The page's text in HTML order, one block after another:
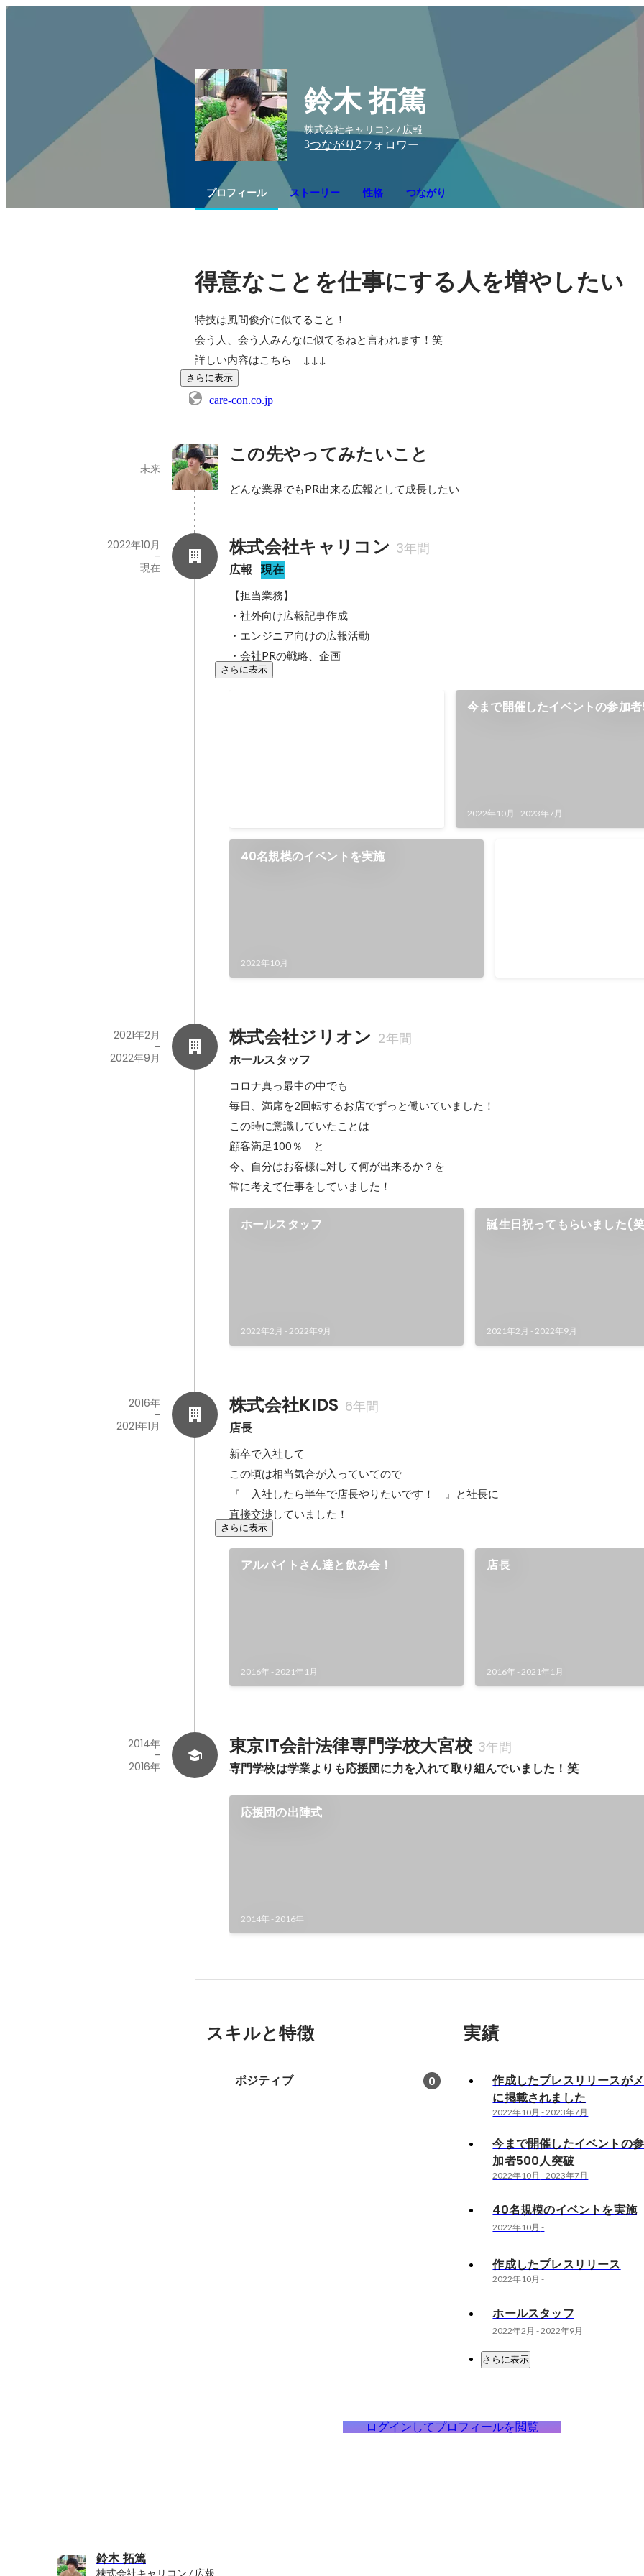
鈴木 拓篤
株式会社キャリコン / 広報
3つながり 2フォロワー
プロフィール ストーリー 性格 つながり
得意なことを仕事にする人を増やしたい
特技は風間俊介に似てること！
会う人、会う人みんなに似てるねと言われます！笑
詳しい内容はこちら　↓↓↓
さらに表示
care-con.co.jp
この先やってみたいこと
未来
どんな業界でもPR出来る広報として成長したい
株式会社キャリコン 3年間
広報 現在
2022年10月
-
現在
【担当業務】
・社外向け広報記事作成
・エンジニア向けの広報活動
・会社PRの戦略、企画
さらに表示
今まで開催したイベントの参加
2022年10月 -2023年7月
40名規模のイベントを実施
2022年10月
株式会社ジリオン 2年間
ホールスタッフ
2021年2月
-
2022年9月
コロナ真っ最中の中でも
毎日、満席を2回転するお店でずっと働いていました！
この時に意識していたことは
顧客満足100％　と
今、自分はお客様に対して何が出来るか？を
常に考えて仕事をしていました！
ホールスタッフ
2022年2月 -2022年9月
誕生日祝ってもらいました(
2021年2月 -2022年9月
株式会社KIDS 6年間
店長
2016年
-
2021年1月
新卒で入社して
この頃は相当気合が入っていてので
『　入社したら半年で店長やりたいです！　』と社長に
直接交渉していました！
さらに表示
アルバイトさん達と飲み会！
2016年 -2021年1月
店長
2016年 -2021年1月
東京IT会計法律専門学校大宮校 3年間
専門学校は学業よりも応援団に力を入れて取り組んでいました！笑
2014年
-
2016年
応援団の出陣式
2014年 -2016年
スキルと特徴
ポジティブ 0
実績
作成したプレスリリースが
に掲載されました
2022年10月 -2023年7月
今まで開催したイベントの参
加者500人突破
2022年10月 -2023年7月
40名規模のイベントを実施
2022年10月 -
作成したプレスリリース
2022年10月 -
ホールスタッフ
2022年2月 -2022年9月
さらに表示
ログインしてプロフィールを閲覧
鈴木 拓篤
株式会社キャリコン / 広報